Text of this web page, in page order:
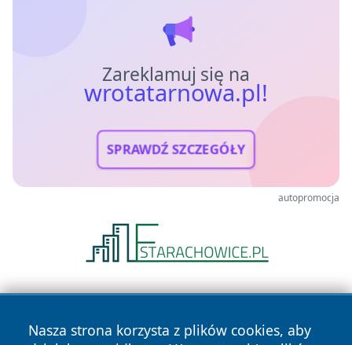
Zareklamuj się na
wrotatarnowa.pl!
SPRAWDŹ SZCZEGÓŁY
autopromocja
Nasza strona korzysta z plików cookies, aby